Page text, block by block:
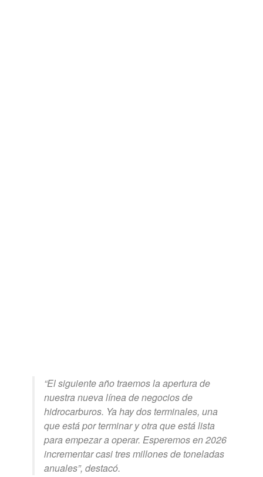
“El siguiente año traemos la apertura de
nuestra nueva línea de negocios de
hidrocarburos. Ya hay dos terminales, una
que está por terminar y otra que está lista
para empezar a operar. Esperemos en 2026
incrementar casi tres millones de toneladas
anuales”, destacó.